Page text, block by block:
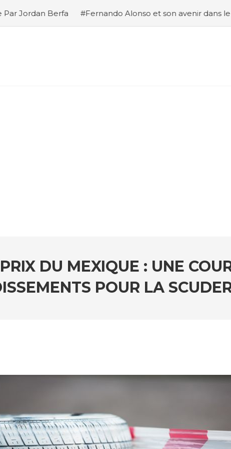
Berfa #Fernando Alonso et son avenir dans le sport
DU MEXIQUE : UNE
POUR LA